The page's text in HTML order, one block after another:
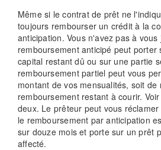
Même si le contrat de prêt ne
toujours rembourser un crédit à la
anticipation. Vous n'avez pas à vous
remboursement anticipé peut porter
capital restant dû ou sur une partie
remboursement partiel peut vous
montant de vos mensualités, soit
remboursement restant à courir.
deux. Le prêteur peut vous
le remboursement par anticipation
sur douze mois et porte sur un prêt
affecté.